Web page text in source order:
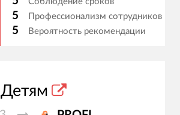
5 Профессионализм сотрудников
5 Вероятность рекомендации